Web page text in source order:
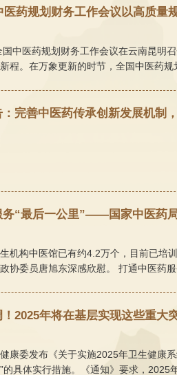
医药规划财务工作会议以高质量
国中医药规划财务工作会议在云南昆
程。在万象更新的时节，全国中医药
完善中医药传承创新发展机制
务“最后一公里”——国家中医药
机构中医馆已有约4.2万个，目前已
协委员唐旭东深感欣慰。 打通中医药
2025年将在基层实现这些重大
康委发布《关于实施2025年卫生健康
的具体实行措施。《通知》要求，